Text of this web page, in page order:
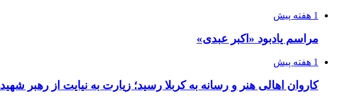
1 هفته پیش
مراسم یادبود «اکبر عبدی»
1 هفته پیش
کاروان اهالی هنر و رسانه به کربلا رسید؛ زیارت به نیایت از رهبر شهید